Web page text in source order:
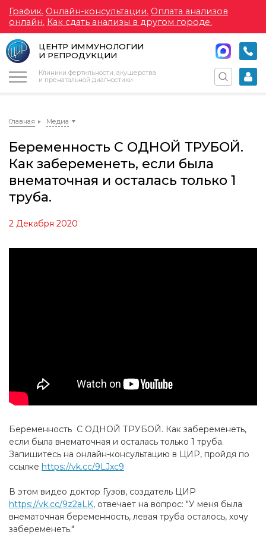
График. Онлайн-консультации. Оплата анализов
онлайн. Как сдать анализы в другом городе.
ЦЕНТР ИММУНОЛОГИИ
И РЕПРОДУКЦИИ
Клиники фертильности, акушерства
и пренатальной диагностики
Главная Медиа
Беременность С ОДНОЙ ТРУБОЙ.
Как забеременеть, если была
внематочная и осталась только 1
труба.
2 Декабря 2020
Беременность С ОДНОЙ ТРУБОЙ. Как забеременеть,
если была внематочная и осталась только 1 труба.
Запишитесь на онлайн-консультацию в ЦИР, пройдя по
ссылке https://vk.cc/9LJxc9
В этом видео доктор Гузов, создатель ЦИР
https://vk.cc/9z2aLK, отвечает на вопрос: "У меня была
внематочная беременность, левая труба осталось, хочу
забеременеть."